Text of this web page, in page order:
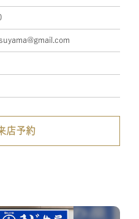
店予約